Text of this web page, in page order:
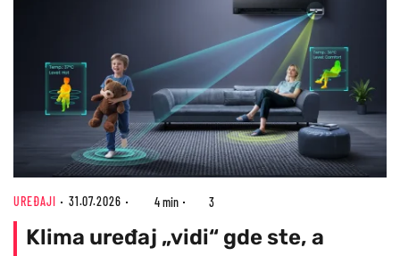
UREĐAJI 31.07.2026 4 min 3
Klima uređaj „vidi“ gde ste, a